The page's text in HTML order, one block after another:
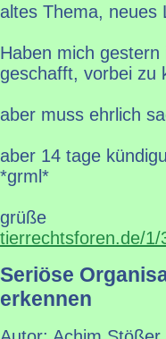
altes Thema, neues
Haben mich
geschafft, vorbei zu
aber muss ehrlich
aber 14 tage
*grml*
grüße
tierrechtsforen.de/1/
Seriöse
erkennen